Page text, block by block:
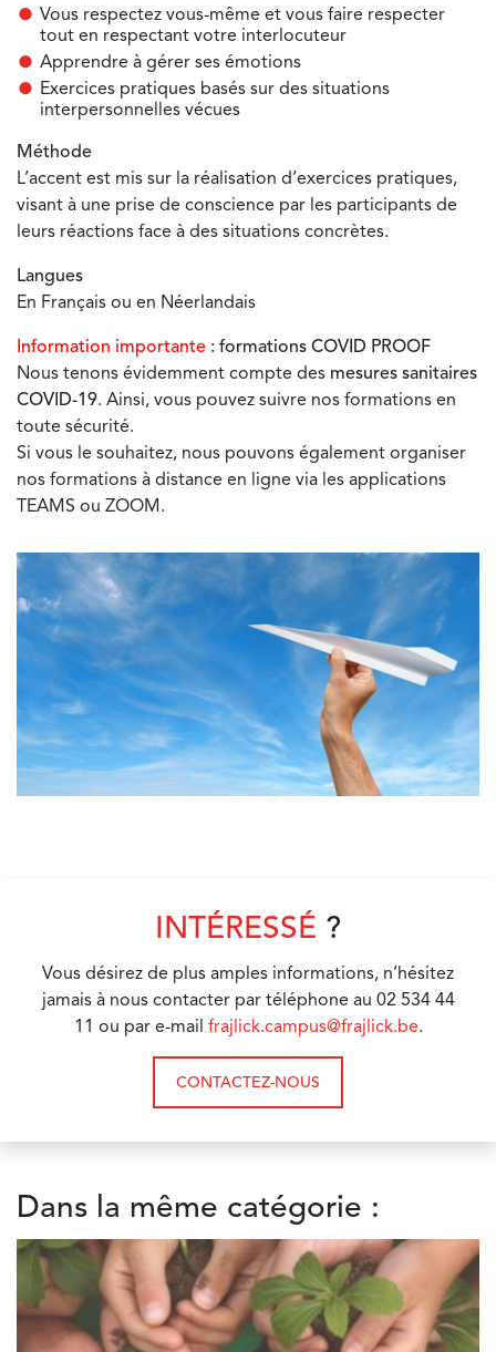
Vous respectez vous-même et vous faire respecter
tout en respectant votre interlocuteur
Apprendre à gérer ses émotions
Exercices pratiques basés sur des situations
interpersonnelles vécues
Méthode
L’accent est mis sur la réalisation d’exercices pratiques,
visant à une prise de conscience par les participants de
leurs réactions face à des situations concrètes.
Langues
En Français ou en Néerlandais
Information importante : formations COVID PROOF
Nous tenons évidemment compte des mesures sanitaires
COVID-19. Ainsi, vous pouvez suivre nos formations en
toute sécurité.
Si vous le souhaitez, nous pouvons également organiser
nos formations à distance en ligne via les applications
TEAMS ou ZOOM.
INTÉRESSÉ ?
Vous désirez de plus amples informations, n’hésitez
jamais à nous contacter par téléphone au 02 534 44
11 ou par e-mail frajlick.campus@frajlick.be.
CONTACTEZ-NOUS
Dans la même catégorie :